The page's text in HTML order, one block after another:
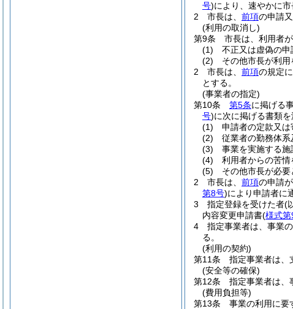
号)により、速やかに
2
市長は、 前項の申請
(利用の取消し)
第9条
市長は、利用者が
(1)
不正又は虚偽の
(2)
その他市長が利
2
市長は、 前項の規定
とする。
(事業者の指定)
第10条
第5条に掲げる
号)に次に掲げる書類
(1)
申請者の定款又は
(2)
従業者の勤務体
(3)
事業を実施する施
(4)
利用者からの苦
(5)
その他市長が必
2
市長は、 前項の申請
第8号)により申請者に
3
指定登録を受けた者(
内容変更申請書(様式第
4
指定事業者は、事業
る。
(利用の契約)
第11条
指定事業者は、
(安全等の確保)
第12条
指定事業者は、
(費用負担等)
第13条
事業の利用に要